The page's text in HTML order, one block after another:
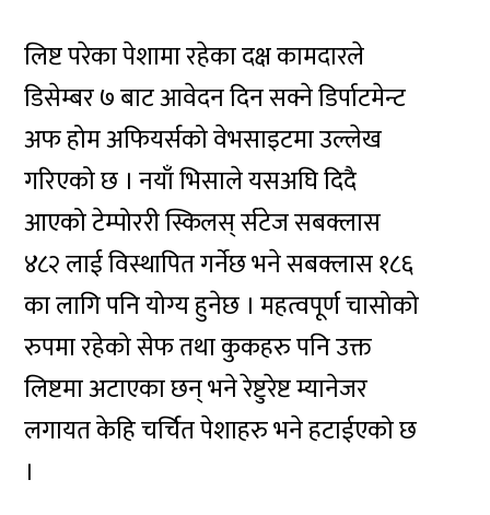
लिष्ट परेका पेशामा रहेका दक्ष कामदारले
डिसेम्बर ७ बाट आवेदन दिन सक्ने डिर्पाटमेन्ट
अफ होम अफियर्सको वेभसाइटमा उल्लेख
गरिएको छ । नयाँ भिसाले यसअघि दिदै
आएको टेम्पोररी स्किलस् र्सटेज सबक्लास
४८२ लाई विस्थापित गर्नेछ भने सबक्लास १८६
का लागि पनि योग्य हुनेछ । महत्वपूर्ण चासोको
रुपमा रहेको सेफ तथा कुकहरु पनि उक्त
लिष्टमा अटाएका छन् भने रेष्टुरेष्ट म्यानेजर
लगायत केहि चर्चित पेशाहरु भने हटाईएको छ
।